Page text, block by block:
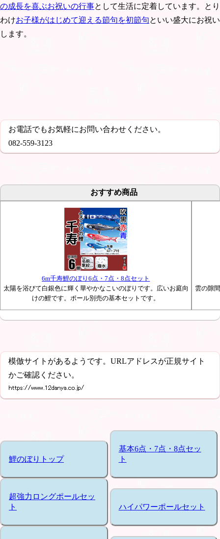
の成長を喜ぶお祝いの行事として生活に定着しています。とり
わけお子様がはじめて迎える節句を初節句といい盛大にお祝い
します。
お電話でもお気軽にお問い合わせください。
082-559-3123
おすすめ商品
6m千寿鯉のぼり6点・7点・8点セット
太陽を浴びて白銀色に輝く華やかなこいのぼりです。広いお庭向
けの鯉です。ポール別売の基本セットです。
雲の隙
模倣サイトがあるようです。URLアドレスが正規サイト
かご確認ください。
鯉のぼりトップ
基本6点・7点・8点セッ
ト
超強力ロングポールセッ
ト
ハイパワーポールセット